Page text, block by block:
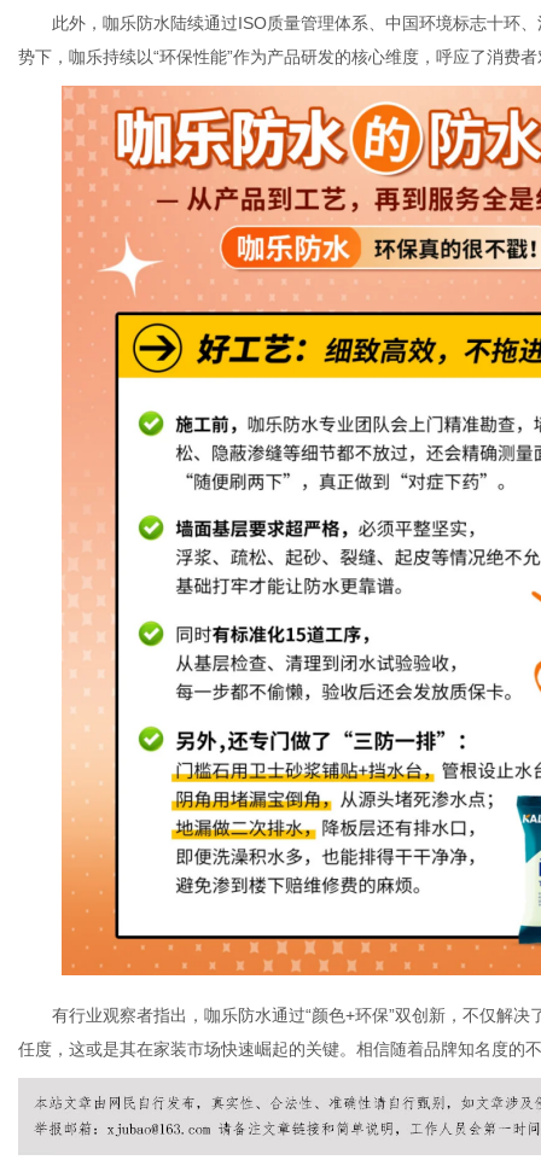
此外，咖乐防水陆续通过ISO质量管理体系、中国环境标志十环
势下，咖乐持续以“环保性能”作为产品研发的核心维度，呼应了消费
有行业观察者指出，咖乐防水通过“颜色+环保”双创新，不仅解
任度，这或是其在家装市场快速崛起的关键。 相信随着品牌知名度的